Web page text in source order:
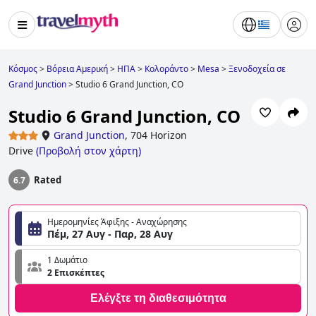
Κόσμος> Βόρεια Αμερική> ΗΠΑ> Κολοράντο> Mesa >Ξενοδοχεία σε
Grand Junction>Studio 6 Grand Junction, CO
Studio 6 Grand Junction, CO
Grand Junction, 704 Horizon
Drive (Προβολή στον χάρτη)
6.7 Rated
Ημερομηνίες Άφιξης - Αναχώρησης
Πέμ, 27 Αυγ - Παρ, 28 Αυγ
1 Δωμάτιο
2 Επισκέπτες
Ελέγξτε τη διαθεσιμότητα